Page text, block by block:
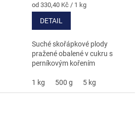
Měrná
cena:
od 330,40 Kč / 1 kg
DETAIL
Suché skořápkové plody
pražené obalené v cukru s
perníkovým kořením
1 kg 500 g 5 kg